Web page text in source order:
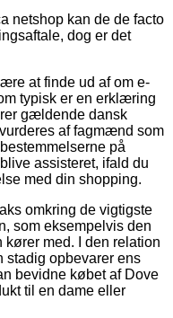
netshop kan de de facto
dog er det
at finde ud af om e-
typisk er en erklæring
gældende dansk
af fagmænd som
på
assisteret, ifald du
med din shopping.
omkring de vigtigste
som eksempelvis den
med. I den relation
stadig opbevarer ens
bevidne købet af Dove
til en dame eller